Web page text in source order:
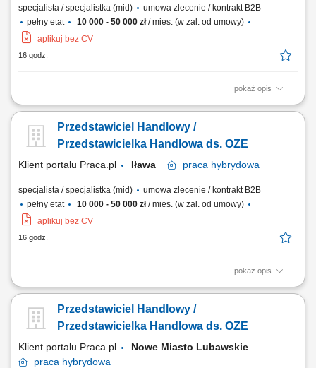
specjalista / specjalistka (mid)
umowa zlecenie / kontrakt B2B
pełny etat
10 000 - 50 000 zł/ mies. (w zal. od umowy)
aplikuj bez CV
16 godz.
pokaż opis
Doradzanie klientom w zakresie nowoczesnych rozwiązań z obszaru
prowadzenie spotkań handlowych. Przygotowywanie ofert i
finalizowanie sprzedaży. Budowanie długofalowych relacji z klientami.
Przedstawiciel Handlowy /
Przedstawicielka Handlowa ds. OZE
Klient portalu Praca.pl Iława praca hybrydowa
specjalista / specjalistka (mid)
umowa zlecenie / kontrakt B2B
pełny etat
10 000 - 50 000 zł/ mies. (w zal. od umowy)
aplikuj bez CV
16 godz.
pokaż opis
Doradzanie klientom w zakresie nowoczesnych rozwiązań z obszaru
prowadzenie spotkań handlowych. Przygotowywanie ofert i
finalizowanie sprzedaży. Budowanie długofalowych relacji z klientami.
Przedstawiciel Handlowy /
Przedstawicielka Handlowa ds. OZE
Klient portalu Praca.pl
Nowe Miasto Lubawskie
praca hybrydowa